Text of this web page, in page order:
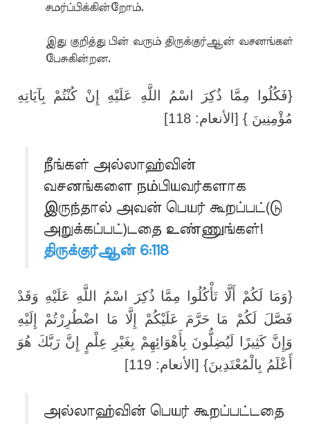
சமர்ப்பிக்கின்றோம்.
இது குறித்து பின் வரும் திருக்குர்ஆன் வசனங்கள்
பேசுகின்றன.
{فَكُلُوا مِمَّا ذُكِرَ اسْمُ اللَّهِ عَلَيْهِ إِنْ كُنْتُمْ بِآيَاتِهِ
مُؤْمِنِينَ } [الأنعام: 118]
நீங்கள் அல்லாஹ்வின்
வசனங்களை நம்பியவர்களாக
இருந்தால் அவன் பெயர் கூறப்பட்(டு
அறுக்கப்பட்)டதை உண்ணுங்கள்!
திருக்குர்ஆன் 6:118
{وَمَا لَكُمْ أَلَّا تَأْكُلُوا مِمَّا ذُكِرَ اسْمُ اللَّهِ عَلَيْهِ وَقَدْ
فَصَّلَ لَكُمْ مَا حَرَّمَ عَلَيْكُمْ إِلَّا مَا اضْطُرِرْتُمْ إِلَيْهِ
وَإِنَّ كَثِيرًا لَيُضِلُّونَ بِأَهْوَائِهِمْ بِغَيْرِ عِلْمٍ إِنَّ رَبَّكَ هُوَ
أَعْلَمُ بِالْمُعْتَدِينَ} [الأنعام: 119]
அல்லாஹ்வின் பெயர் கூறப்பட்டதை